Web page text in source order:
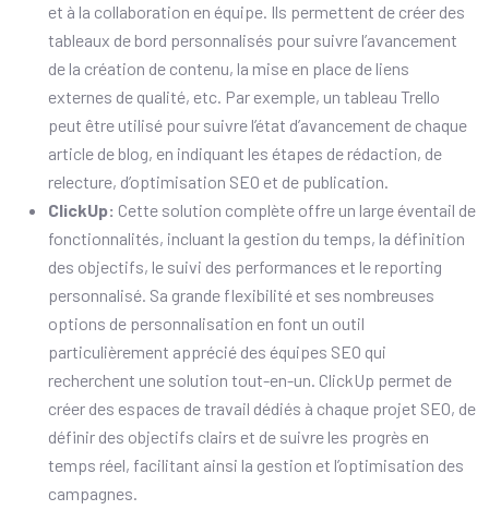
et à la collaboration en équipe. Ils permettent de créer des
tableaux de bord personnalisés pour suivre l’avancement
de la création de contenu, la mise en place de liens
externes de qualité, etc. Par exemple, un tableau Trello
peut être utilisé pour suivre l’état d’avancement de chaque
article de blog, en indiquant les étapes de rédaction, de
relecture, d’optimisation SEO et de publication.
ClickUp: Cette solution complète offre un large éventail de
fonctionnalités, incluant la gestion du temps, la définition
des objectifs, le suivi des performances et le reporting
personnalisé. Sa grande flexibilité et ses nombreuses
options de personnalisation en font un outil
particulièrement apprécié des équipes SEO qui
recherchent une solution tout-en-un. ClickUp permet de
créer des espaces de travail dédiés à chaque projet SEO, de
définir des objectifs clairs et de suivre les progrès en
temps réel, facilitant ainsi la gestion et l’optimisation des
campagnes.